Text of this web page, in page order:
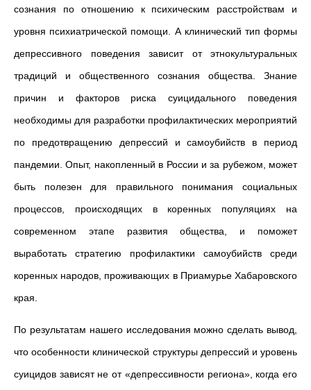
сознания по отношению к психическим расстройствам и
уровня психиатрической помощи. А клинический тип формы
депрессивного поведения зависит от этнокультуральных
традиций и общественного сознания общества. Знание
причин и факторов риска суицидального поведения
необходимы для разработки профилактических мероприятий
по предотвращению депрессий и самоубийств в период
пандемии. Опыт, накопленный в России и за рубежом, может
быть полезен для правильного понимания социальных
процессов, происходящих в коренных популяциях на
современном этапе развития общества, и поможет
выработать стратегию профилактики самоубийств среди
коренных народов, проживающих в Приамурье Хабаровского
края.
По результатам нашего исследования можно сделать вывод,
что особенности клинической структуры депрессий и уровень
суицидов зависят не от «депрессивности региона», когда его